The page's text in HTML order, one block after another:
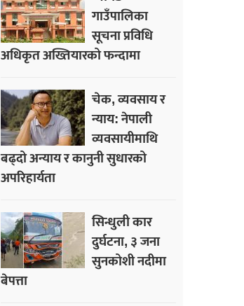
गाउँपालिका
सूचना प्रविधि
अधिकृत अख्तियारको फन्दामा
चेक, व्यवसाय र
न्याय: नेपाली
व्यवसायीमाथि
बढ्दो अन्याय र कानुनी सुधारको
अपरिहार्यता
सिन्धुली कार
दुर्घटना, ३ जना
सुनकोशी नदीमा
बेपत्ता